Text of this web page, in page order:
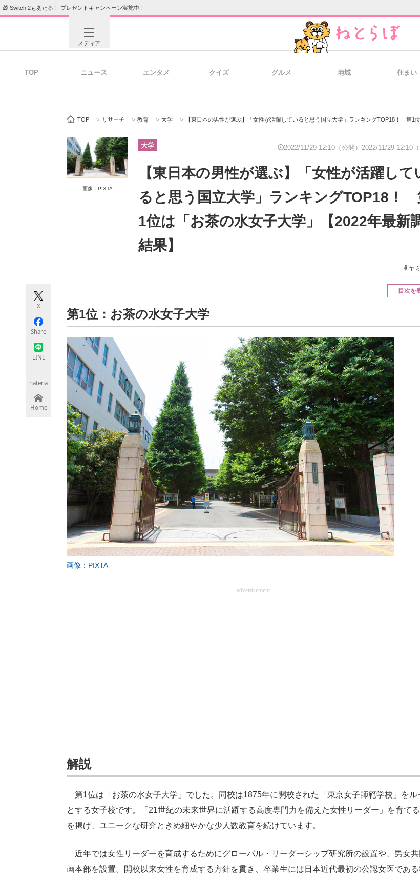
🎁 Switch 2もあたる！ プレゼントキャンペーン実施中！
メディア
ビジネスと働き方のヒント
ITエンジニア向け専門サイト 企業向けIT製品の総合サイト
モノづくり技術者専門サイト
TOP ニュース エンタメ クイズ グルメ 地域 住まい
TOP > リサーチ > 教育 > 大学 > 【東日本の男性が選ぶ】「女性が活躍していると思う国立大学」ランキングTOP18！ 第1位は「お茶の水女子大学」【2022年最新調
画像：PIXTA
大学 2022/11/29 12:10（公開） 2022/11/29 12:10（
【東日本の男性が選ぶ】「女性が活躍して
ると思う国立大学」ランキングTOP18！
1位は「お茶の水女子大学」【2022年最新
結果】
ヤ
X
Share
LINE
hatena
Home
目次を
第1位：お茶の水女子大学
画像：PIXTA
advertisement
解説
第1位は「お茶の水女子大学」でした。同校は1875年に開校された「東京女子師範学校」をル
とする女子校です。「21世紀の未来世界に活躍する高度専門力を備えた女性リーダー」を育て
を掲げ、ユニークな研究ときめ細やかな少人数教育を続けています。
近年では女性リーダーを育成するためにグローバル・リーダーシップ研究所の設置や、男女共
画本部を設置。開校以来女性を育成する方針を貫き、卒業生には日本近代最初の公認女医であ